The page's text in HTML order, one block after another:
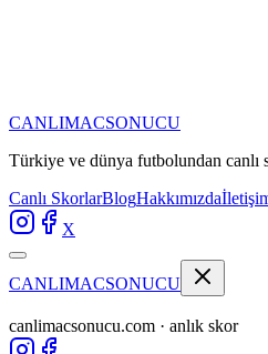
CANLIMACSONUCU
Türkiye ve dünya futbolundan canlı
Canlı SkorlarBlogHakkımızda
X
CANLIMACSONUCU
canlimacsonucu.com · anlık skor